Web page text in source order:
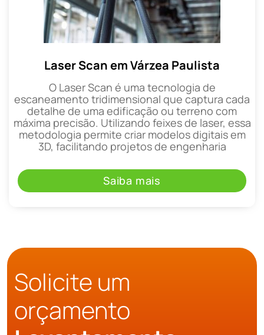
Laser Scan em Várzea Paulista
O Laser Scan é uma tecnologia de
escaneamento tridimensional que captura cada
detalhe de uma edificação ou terreno com
máxima precisão. Utilizando feixes de laser, essa
metodologia permite criar modelos digitais em
3D, facilitando projetos de engenharia
Saiba mais
Solicite um
orçamento